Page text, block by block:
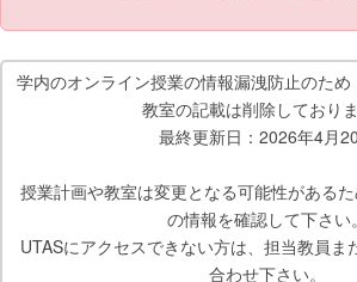
学内のオンライン授業の情報漏洩防止のため
教室の記載は削除しておりま
最終更新日：2026年4月
授業計画や教室は変更となる可能性がある
の情報を確認して下さい。
UTASにアクセスできない方は、担当教員ま
合わせ下さい。